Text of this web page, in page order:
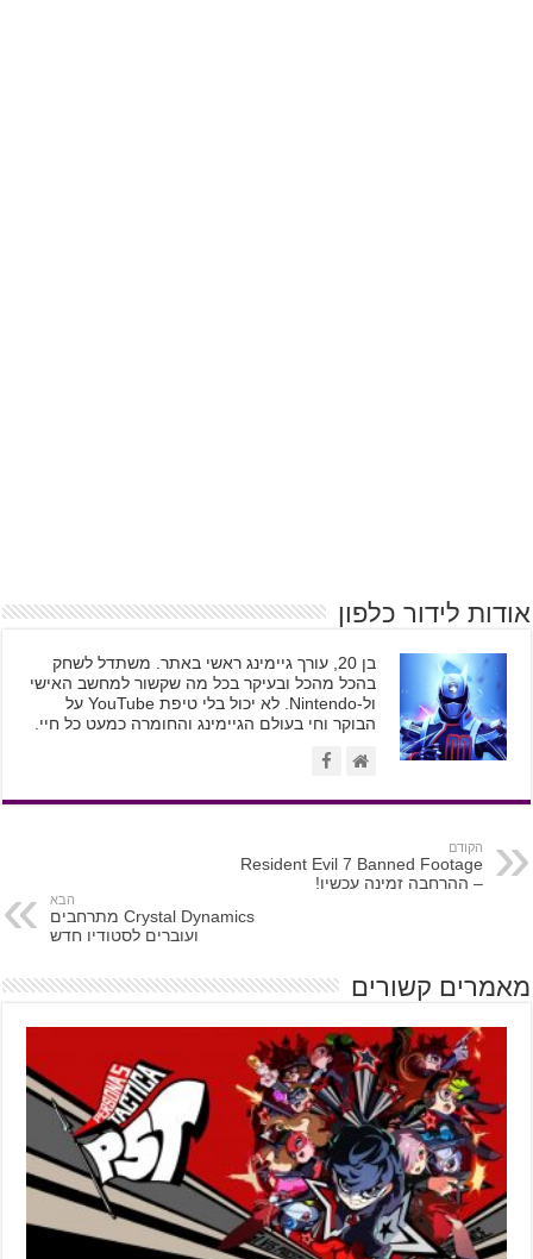
אודות לידור כלפון
בן 20, עורך גיימינג ראשי באתר. משתדל לשחק
בהכל מהכל ובעיקר בכל מה שקשור למחשב האישי
ול-Nintendo. לא יכול בלי טיפת YouTube על
הבוקר וחי בעולם הגיימינג והחומרה כמעט כל חיי.
הקודם
Resident Evil 7 Banned Footage
– ההרחבה זמינה עכשיו!
הבא
Crystal Dynamics מתרחבים
ועוברים לסטודיו חדש
מאמרים קשורים